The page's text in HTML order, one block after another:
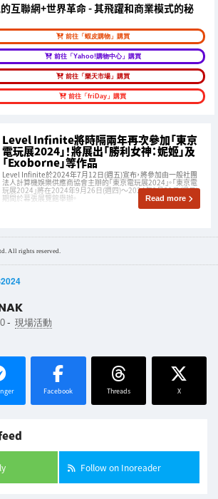
互聯網+世界革命 - 其飛躍和商業模式的秘
前往「蝦皮購物」購買
前往「Yahoo!購物中心」購買
前往「樂天市場」購買
前往「friDay」購買
Level Infinite將時隔兩年再次參加「東京
電玩展2024」！將展出「勝利女神：妮姬」及
「Exoborne」等作品
Level Infinite於2024年7月12日(週五)宣布，將參加由一般社團
法人計算機娛樂供應商協會主辦的「東京電玩展2024」。「東京電
玩展2024」將在2024年9月26日(週四)～2024年9月29日(週日)
期間於幕張展覽館舉辦。 Read more
All rights reserved.
- 現場活動
Facebook Threads X
Follow on Inoreader